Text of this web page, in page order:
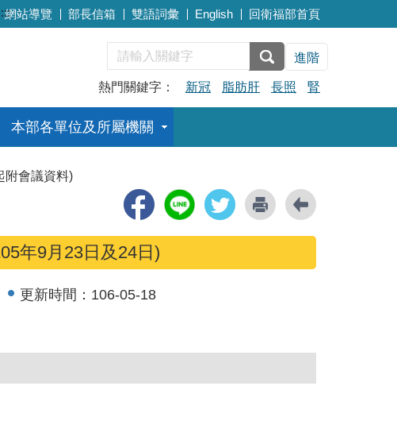
:::網站導覽 部長信箱 雙語詞彙 English 回衛福部首頁
進階
熱門關鍵字： 新冠 脂肪肝 長照 腎
本部各單位及所屬機關
附會議資料)
年9月23日及24日)
更新時間： 106-05-18